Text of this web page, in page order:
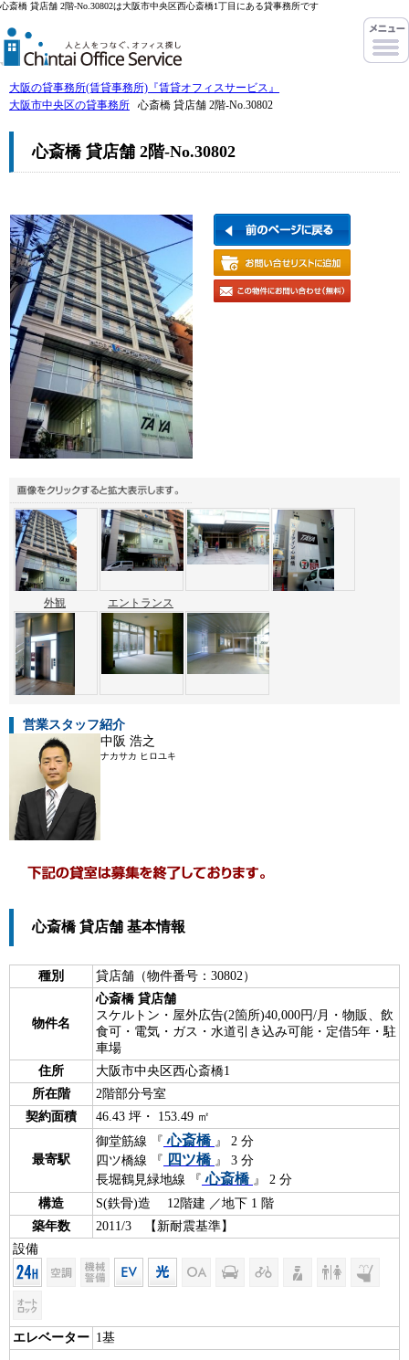
心斎橋 貸店舗 2階-No.30802は大阪市中央区西心斎橋1丁目にある貸事務所です
大阪の貸事務所(賃貸事務所)『賃貸オフィスサービス』
大阪市中央区の貸事務所
心斎橋 貸店舗 2階-No.30802
心斎橋 貸店舗 2階-No.30802
外観 エントランス
営業スタッフ紹介
中阪 浩之
ナカサカ ヒロユキ
心斎橋 貸店舗 基本情報
種別 貸店舗（物件番号：30802）
物件名
心斎橋 貸店舗
スケルトン・屋外広告(2箇所)40,000円/月・物販、飲
食可・電気・ガス・水道引き込み可能・定借5年・駐
車場
住所
大阪市中央区西心斎橋1
所在階
2階部分号室
契約面積
46.43 坪・ 153.49 ㎡
最寄駅
御堂筋線 『 心斎橋 』 2 分
四ツ橋線 『 四ツ橋 』 3 分
長堀鶴見緑地線 『 心斎橋 』 2 分
構造
S(鉄骨)造 12階建 ／地下 1 階
築年数
2011/3 【新耐震基準】
設備
エレベーター 1基